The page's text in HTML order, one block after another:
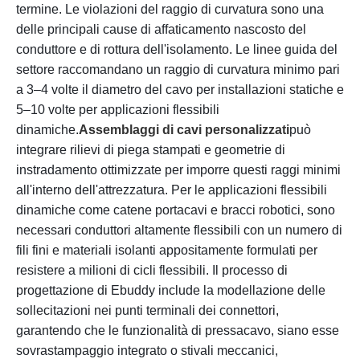
termine. Le violazioni del raggio di curvatura sono una
delle principali cause di affaticamento nascosto del
conduttore e di rottura dell'isolamento. Le linee guida del
settore raccomandano un raggio di curvatura minimo pari
a 3–4 volte il diametro del cavo per installazioni statiche e
5–10 volte per applicazioni flessibili
dinamiche.Assemblaggi di cavi personalizzatipuò
integrare rilievi di piega stampati e geometrie di
instradamento ottimizzate per imporre questi raggi minimi
all'interno dell'attrezzatura. Per le applicazioni flessibili
dinamiche come catene portacavi e bracci robotici, sono
necessari conduttori altamente flessibili con un numero di
fili fini e materiali isolanti appositamente formulati per
resistere a milioni di cicli flessibili. Il processo di
progettazione di Ebuddy include la modellazione delle
sollecitazioni nei punti terminali dei connettori,
garantendo che le funzionalità di pressacavo, siano esse
sovrastampaggio integrato o stivali meccanici,